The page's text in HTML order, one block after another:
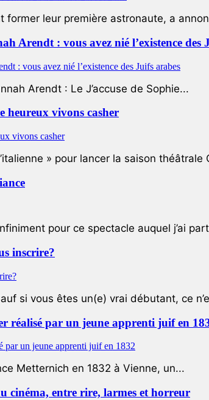
former leur première astronaute, a
Arendt : vous avez nié l’existence des
Arendt : Le J’accuse de Sophie...
heureux vivons casher
» pour lancer la saison théâtrale
pour ce spectacle auquel j’ai
inscrire?
si vous êtes un(e) vrai débutant, ce
réalisé par un jeune apprenti juif en
Metternich en 1832 à Vienne, un...
cinéma, entre rire, larmes et horreur